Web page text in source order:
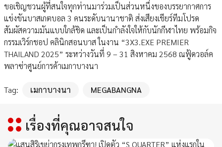
ขอเชิญชวนผู้ที่สนใจทุกท่านมาร่วมเป็นส่วนหนึ่งของบรรยากาศการ
แข่งขันบาสเกตบอล 3 คนระดับนานาชาติ ส่งเสียงเชียร์ทีมโปรด
สัมผัสความมันแบบใกล้ชิด และเป็นกำลังใจให้กับนักกีฬาไทย พร้อมกิจ
กรรมเวิร์กชอป คลินิกสอนบาส ในงาน “3X3.EXE PREMIER
THAILAND 2025” ระหว่างวันที่ 9 – 31 สิงหาคม 2568 ณฟู้ดวอล์ค
พลาซ่าศูนย์การค้าเมกาบางนา
Tag: เมกาบางนา MEGABANGNA
เรื่องที่คุณอาจสนใจ